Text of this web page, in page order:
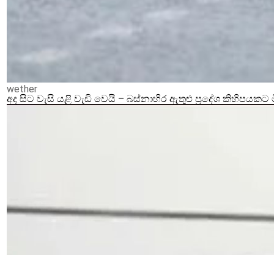
wether
අද සිට වැසි යළි වැඩි වෙයි – බස්නාහිර ඇතුළු ප්‍රදේශ කිහිපයකට